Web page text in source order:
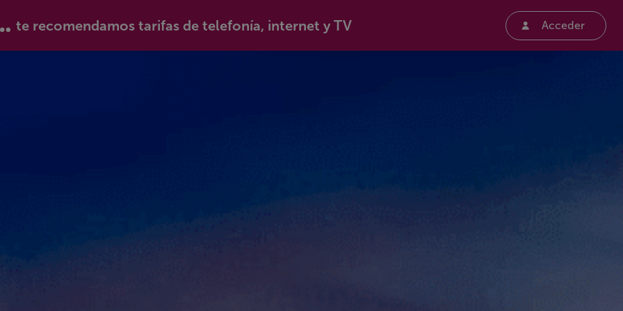
te recomendamos tarifas de telefonía, internet y TV Acceder